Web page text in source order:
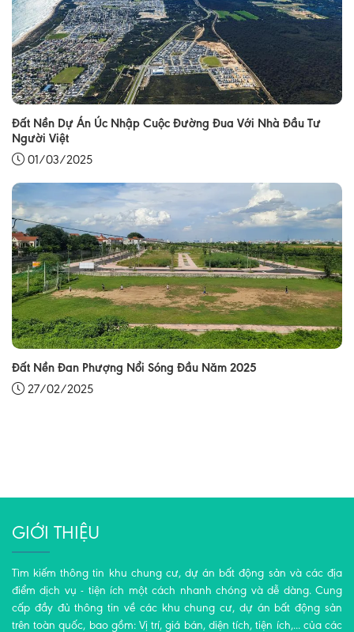
Đất Nền Dự Án Úc Nhập Cuộc Đường Đua Với Nhà Đầu Tư
Người Việt
01/03/2025
Đất Nền Đan Phượng Nổi Sóng Đầu Năm 2025
27/02/2025
GIỚI THIỆU
Tìm kiếm thông tin khu chung cư, dự án bất động sản và các địa
điểm dịch vụ - tiện ích một cách nhanh chóng và dễ dàng. Cung
cấp đầy đủ thông tin về các khu chung cư, dự án bất động sản
trên toàn quốc, bao gồm: Vị trí, giá bán, diện tích, tiện ích,... của các